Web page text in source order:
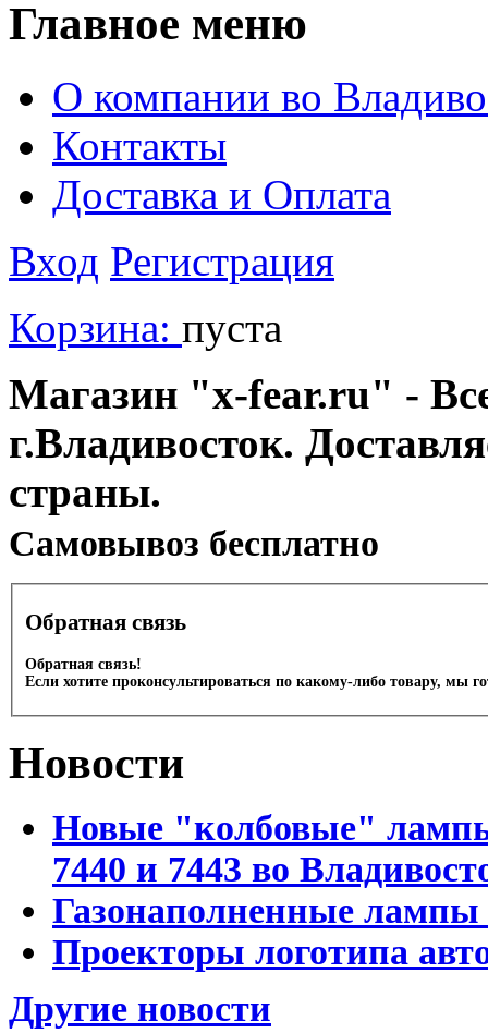
Главное меню
О компании во
Контакты
Доставка и Оплата
Вход Регистрация
Корзина: пуста
Магазин "x-fear.ru" -
г.Владивосток.
страны.
Cамовывоз бесплатно
Обратная связь
Обратная связь!
Если хотите проконсультироваться по какому-либо товару, мы
Новости
Новые "колбовые"
7440 и 7443 во
Газонаполненные лампы
Проекторы логотипа
Другие новости